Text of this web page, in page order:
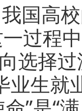
国高
过程
选择
业生就